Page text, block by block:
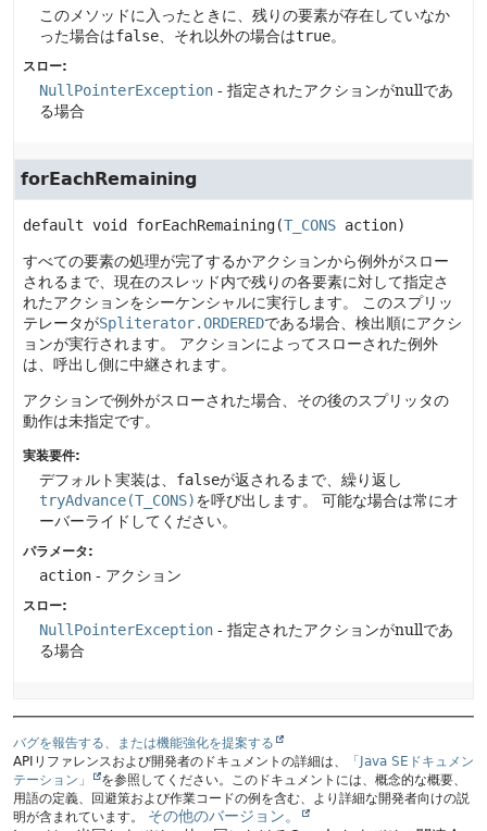
このメソッドに入ったときに、残りの要素が存在していなか
った場合はfalse 、それ以外の場合はtrue。
スロー:
NullPointerException - 指定されたアクションがnullであ
る場合
forEachRemaining
default void forEachRemaining(T_CONS action)
すべての要素の処理が完了するかアクションから例外がスロー
されるまで、現在のスレッド内で残りの各要素に対して指定さ
れたアクションをシーケンシャルに実行します。
このスプリッ
テレータがSpliterator.ORDEREDである場合、検出順にアクシ
ョンが実行されます。
アクションによってスローされた例外
は、呼出し側に中継されます。
アクションで例外がスローされた場合、その後のスプリッタの
動作は未指定です。
実装要件:
デフォルト実装は、 falseが返されるまで、繰り返し
tryAdvance(T_CONS)を呼び出します。
可能な場合は常にオ
ーバーライドしてください。
パラメータ:
action - アクション
スロー:
NullPointerException - 指定されたアクションがnullであ
る場合
バグを報告する、または機能強化を提案する
APIリファレンスおよび開発者のドキュメントの詳細は、
「Java SEドキュメン
テーション」
を参照してください。このドキュメントには、概念的な概要、
用語の定義、回避策および作業コードの例を含む、より詳細な開発者向けの説
明が含まれています。
その他のバージョン。